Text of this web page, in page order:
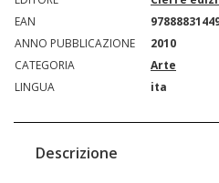
EAN
ANNO PUBBLICAZIONE
2010
CATEGORIA
Arte
LINGUA
ita
Descrizione